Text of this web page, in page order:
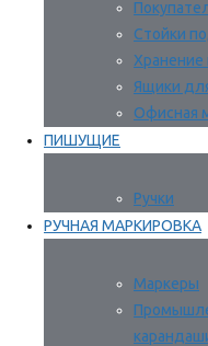
Стойки
Хранение
Ящики
Офисная
ПИШУЩИЕ
Ручки
РУЧНАЯ МАРКИРОВКА
Маркеры